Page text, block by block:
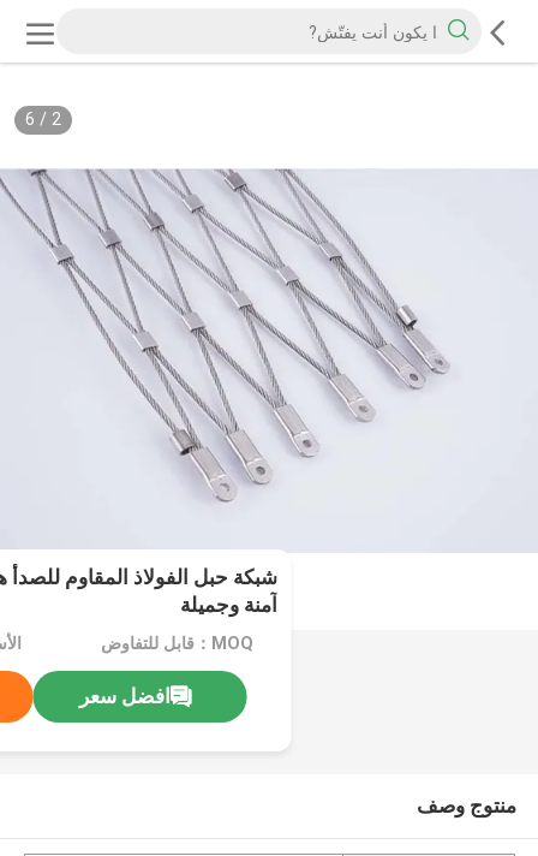
2
/
6
شبكة حبل الفولاذ المقاوم
آمنة وجميلة
MOQ：قابل للتفاوض
افضل سعر
منتوج وصف